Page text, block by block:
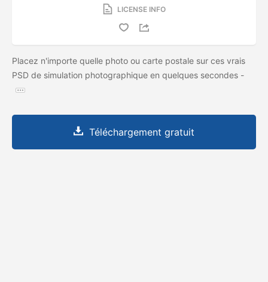
LICENSE INFO
Placez n'importe quelle photo ou carte postale sur ces vrais
PSD de simulation photographique en quelques secondes -
Téléchargement gratuit